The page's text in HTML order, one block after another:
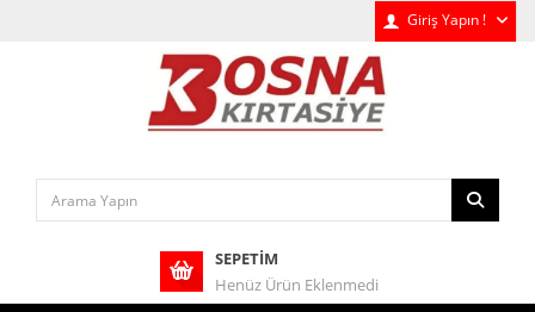
Giriş Yapın !
SEPETIM
Henüz Ürün Eklenmedi